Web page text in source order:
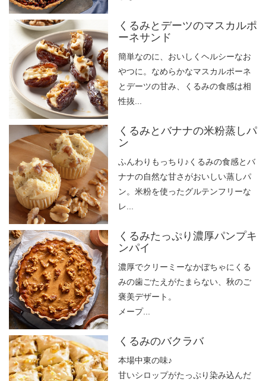
くるみとデーツのマスカルポ
ーネサンド
簡単なのに、おいしくヘルシーなお
やつに。なめらかなマスカルポーネ
とデーツの甘み、くるみの食感は相
性抜...
くるみとバナナの米粉蒸しパ
ン
ふんわりもっちり♪くるみの食感とバ
ナナの自然な甘さがおいしい蒸しパ
ン。米粉を使ったグルテンフリーな
レ...
くるみたっぷり濃厚パンプキ
ンパイ
濃厚でクリーミーなかぼちゃにくる
みの歯ごたえがたまらない、秋のご
褒美デザート。
メープ...
くるみのバクラバ
本場中東の味♪
甘いシロップがたっぷり染み込んだ